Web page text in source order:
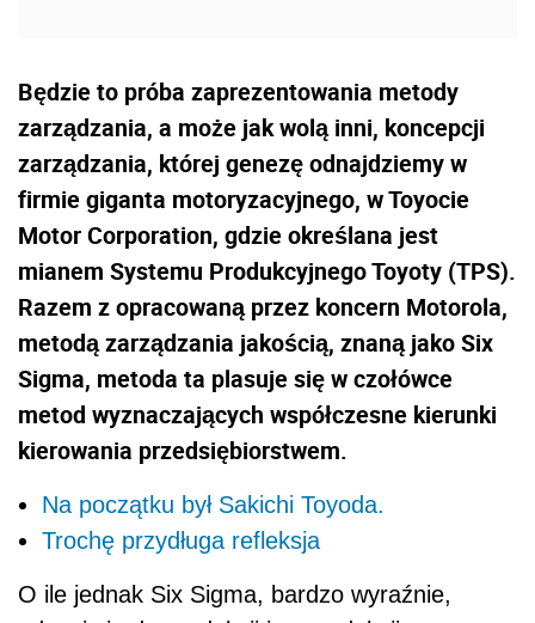
Będzie to próba zaprezentowania metody
zarządzania, a może jak wolą inni, koncepcji
zarządzania, której genezę odnajdziemy w
firmie giganta motoryzacyjnego, w Toyocie
Motor Corporation, gdzie określana jest
mianem Systemu Produkcyjnego Toyoty (TPS).
Razem z opracowaną przez koncern Motorola,
metodą zarządzania jakością, znaną jako Six
Sigma, metoda ta plasuje się w czołówce
metod wyznaczających współczesne kierunki
kierowania przedsiębiorstwem.
Na początku był Sakichi Toyoda.
Trochę przydługa refleksja
O ile jednak Six Sigma, bardzo wyraźnie,